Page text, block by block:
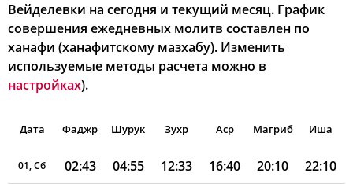
Вейделевки на сегодня и текущий месяц. График
совершения ежедневных молитв составлен по
ханафи (ханафитскому мазхабу). Изменить
используемые методы расчета можно в
настройках).
Дата Фаджр Шурук Зухр Аср Магриб Иша
01, Сб 02:43 04:55 12:33 16:40 20:10 22:10